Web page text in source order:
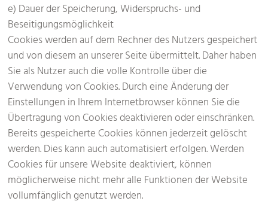
e) Dauer der Speicherung, Widerspruchs- und
Beseitigungsmöglichkeit
Cookies werden auf dem Rechner des Nutzers gespeichert
und von diesem an unserer Seite übermittelt. Daher haben
Sie als Nutzer auch die volle Kontrolle über die
Verwendung von Cookies. Durch eine Änderung der
Einstellungen in Ihrem Internetbrowser können Sie die
Übertragung von Cookies deaktivieren oder einschränken.
Bereits gespeicherte Cookies können jederzeit gelöscht
werden. Dies kann auch automatisiert erfolgen. Werden
Cookies für unsere Website deaktiviert, können
möglicherweise nicht mehr alle Funktionen der Website
vollumfänglich genutzt werden.